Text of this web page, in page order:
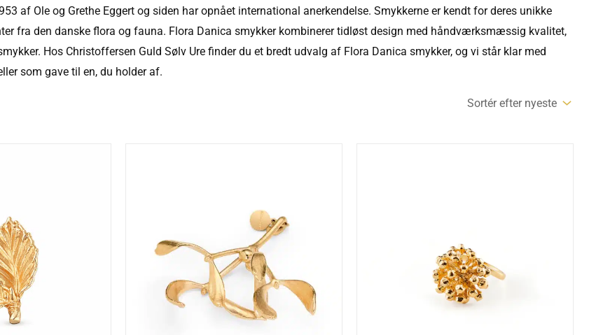
af Ole og Grethe Eggert og siden har opnået international anerkendelse. Smykkerne er kendt for deres unikke
fra den danske flora og fauna. Flora Danica smykker kombinerer tidløst design med håndværksmæssig kvalitet,
Hos Christoffersen Guld Sølv Ure finder du et bredt udvalg af Flora Danica smykker, og vi står klar med
som gave til en, du holder af.